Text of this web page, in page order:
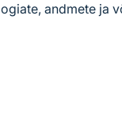
andmete ja